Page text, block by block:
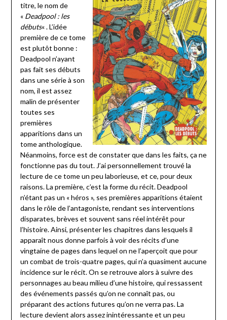
titre, le nom de
« Deadpool : les
débuts« . L’idée
première de ce tome
est plutôt bonne :
Deadpool n’ayant
pas fait ses débuts
dans une série à son
nom, il est assez
malin de présenter
toutes ses
premières
apparitions dans un
tome anthologique.
Néanmoins, force est de constater que dans les faits, ça ne
fonctionne pas du tout. J’ai personnellement trouvé la
lecture de ce tome un peu laborieuse, et ce, pour deux
raisons. La première, c’est la forme du récit. Deadpool
n’étant pas un « héros », ses premières apparitions étaient
dans le rôle de l’antagoniste, rendant ses interventions
disparates, brèves et souvent sans réel intérêt pour
l’histoire. Ainsi, présenter les chapitres dans lesquels il
apparaît nous donne parfois à voir des récits d’une
vingtaine de pages dans lequel on ne l’aperçoit que pour
un combat de trois-quatre pages, qui n’a quasiment aucune
incidence sur le récit. On se retrouve alors à suivre des
personnages au beau milieu d’une histoire, qui ressassent
des événements passés qu’on ne connaît pas, ou
préparant des actions futures qu’on ne verra pas. La
lecture devient alors assez inintéressante et un peu